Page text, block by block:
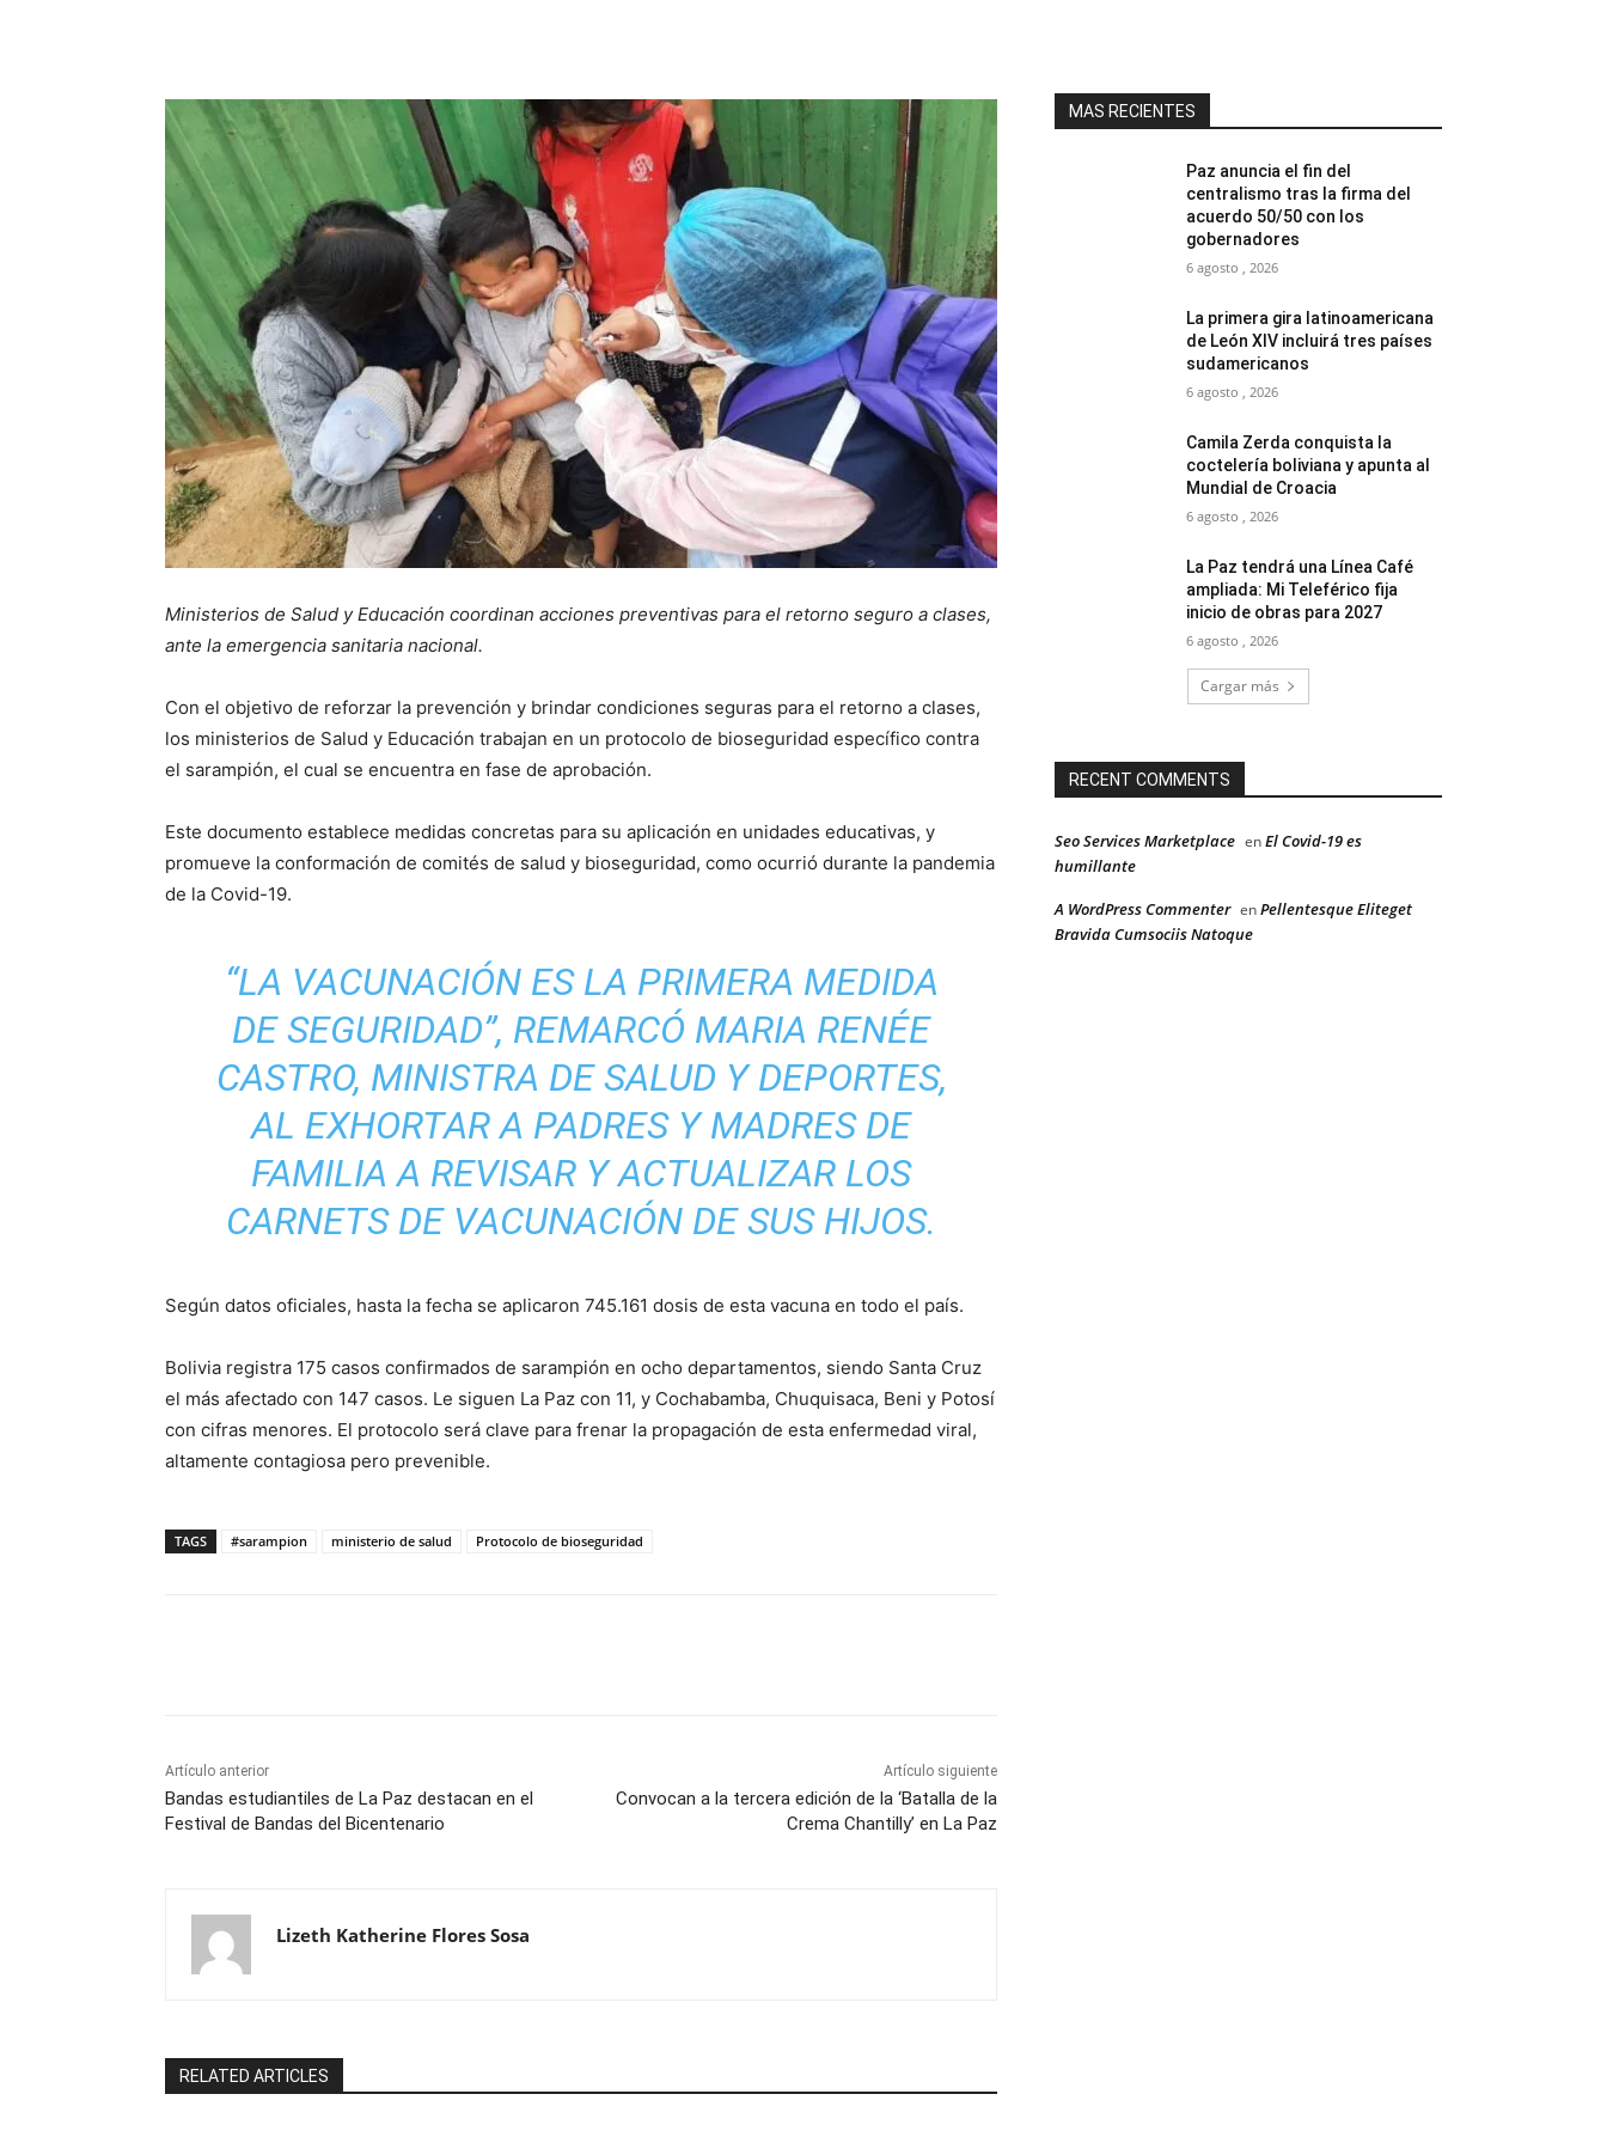
Ministerios de Salud y Educación coordinan acciones preventivas para el retorno seguro a clases,
ante la emergencia sanitaria nacional.
Con el objetivo de reforzar la prevención y brindar condiciones seguras para el retorno a clases,
los ministerios de Salud y Educación trabajan en un protocolo de bioseguridad específico contra
el sarampión, el cual se encuentra en fase de aprobación.
Este documento establece medidas concretas para su aplicación en unidades educativas, y
promueve la conformación de comités de salud y bioseguridad, como ocurrió durante la pandemia
de la Covid-19.
“LA VACUNACIÓN ES LA PRIMERA MEDIDA
DE SEGURIDAD”, REMARCÓ MARIA RENÉE
CASTRO, MINISTRA DE SALUD Y DEPORTES,
AL EXHORTAR A PADRES Y MADRES DE
FAMILIA A REVISAR Y ACTUALIZAR LOS
CARNETS DE VACUNACIÓN DE SUS HIJOS.
Según datos oficiales, hasta la fecha se aplicaron 745.161 dosis de esta vacuna en todo el país.
Bolivia registra 175 casos confirmados de sarampión en ocho departamentos, siendo Santa Cruz
el más afectado con 147 casos. Le siguen La Paz con 11, y Cochabamba, Chuquisaca, Beni y Potosí
con cifras menores. El protocolo será clave para frenar la propagación de esta enfermedad viral,
altamente contagiosa pero prevenible.
TAGS #sarampion ministerio de salud Protocolo de bioseguridad
Artículo anterior
Bandas estudiantiles de La Paz destacan en el
Festival de Bandas del Bicentenario
Artículo siguiente
Convocan a la tercera edición de la ‘Batalla de la
Crema Chantilly’ en La Paz
Lizeth Katherine Flores Sosa
RELATED ARTICLES
MAS RECIENTES
Paz anuncia el fin del
centralismo tras la firma del
acuerdo 50/50 con los
gobernadores
6 agosto , 2026
La primera gira latinoamericana
de León XIV incluirá tres países
sudamericanos
6 agosto , 2026
Camila Zerda conquista la
coctelería boliviana y apunta al
Mundial de Croacia
6 agosto , 2026
La Paz tendrá una Línea Café
ampliada: Mi Teleférico fija
inicio de obras para 2027
6 agosto , 2026
Cargar más
RECENT COMMENTS
Seo Services Marketplace enEl Covid-19 es
humillante
A WordPress Commenter enPellentesque Eliteget
Bravida Cumsociis Natoque